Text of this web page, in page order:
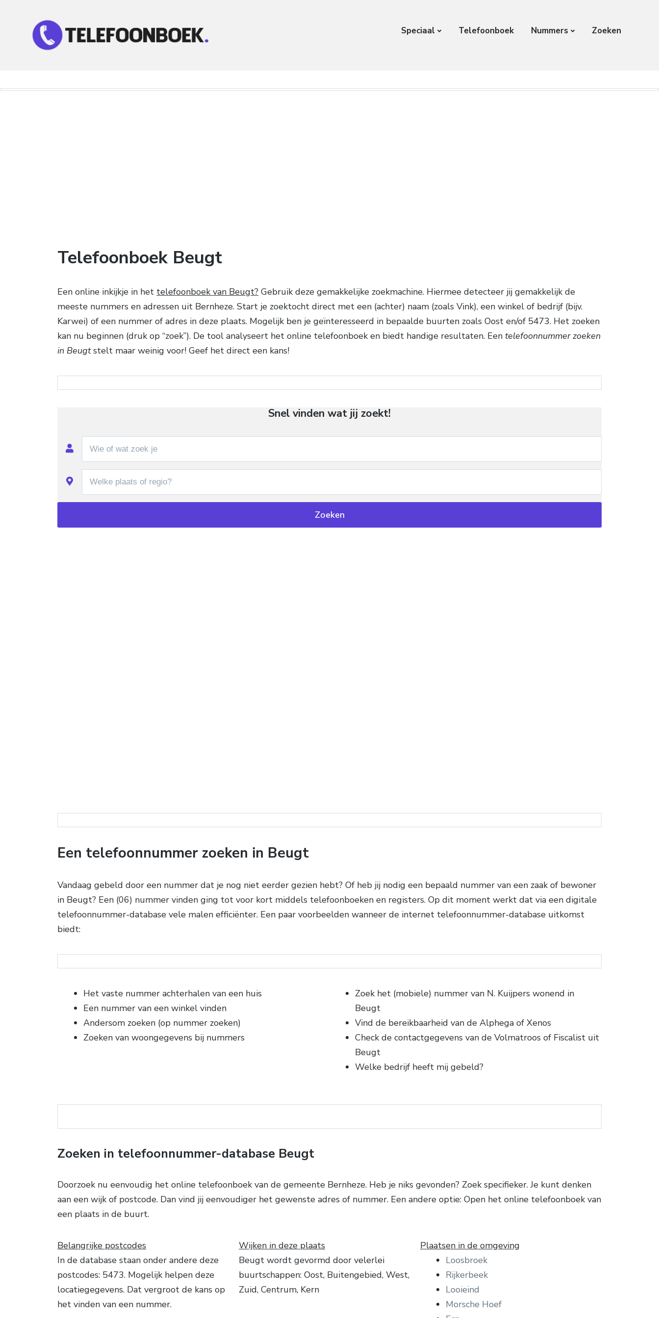
Speciaal Telefoonboek Nummers Zoeken
Telefoonboek Beugt
Een online inkijkje in het telefoonboek van Beugt? Gebruik deze gemakkelijke zoekmachine. Hiermee detecteer jij gemakkelijk de
meeste nummers en adressen uit Bernheze. Start je zoektocht direct met een (achter) naam (zoals Vink), een winkel of bedrijf (bijv.
Karwei) of een nummer of adres in deze plaats. Mogelijk ben je geïnteresseerd in bepaalde buurten zoals Oost en/of 5473. Het zoeken
kan nu beginnen (druk op “zoek”). De tool analyseert het online telefoonboek en biedt handige resultaten. Eentelefoonnummer zoeken
in Beugtstelt maar weinig voor! Geef het direct een kans!
Snel vinden wat jij zoekt!
Een telefoonnummer zoeken in Beugt
Vandaag gebeld door een nummer dat je nog niet eerder gezien hebt? Of heb jij nodig een bepaald nummer van een zaak of bewoner
in Beugt? Een (06) nummer vinden ging tot voor kort middels telefoonboeken en registers. Op dit moment werkt dat via een digitale
telefoonnummer-database vele malen efficiënter. Een paar voorbeelden wanneer de internet telefoonnummer-database uitkomst
biedt:
Het vaste nummer achterhalen van een huis
Een nummer van een winkel vinden
Andersom zoeken (op nummer zoeken)
Zoeken van woongegevens bij nummers
Zoek het (mobiele) nummer van N. Kuijpers wonend in
Beugt
Vind de bereikbaarheid van de Alphega of Xenos
Check de contactgegevens van de Volmatroos of Fiscalist uit
Beugt
Welke bedrijf heeft mij gebeld?
Zoeken in telefoonnummer-database Beugt
Doorzoek nu eenvoudig het online telefoonboek van de gemeente Bernheze. Heb je niks gevonden? Zoek specifieker. Je kunt denken
aan een wijk of postcode. Dan vind jij eenvoudiger het gewenste adres of nummer. Een andere optie: Open het online telefoonboek van
een plaats in de buurt.
Belangrijke postcodes
In de database staan onder andere deze
postcodes: 5473. Mogelijk helpen deze
locatiegegevens. Dat vergroot de kans op
het vinden van een nummer.
Wijken in deze plaats
Beugt wordt gevormd door velerlei
buurtschappen: Oost, Buitengebied, West,
Zuid, Centrum, Kern
Plaatsen in de omgeving
Loosbroek
Rijkerbeek
Looieind
Morsche Hoef